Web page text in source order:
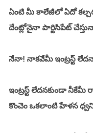
ఏంటి మీ కాలేజీలో ఏదో
దేంట్లోనైనా పార్టిసిపేట్
నేనా! నాకవేమీ ఇంట్రస్ట్
ఇంట్రస్ట్ లేదనకుండా
కొంచెం ఒకలాంటి హేళన